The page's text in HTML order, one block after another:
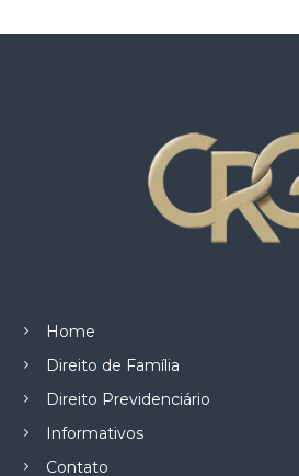
Home
Direito de Família
Direito Previdenciário
Informativos
Contato